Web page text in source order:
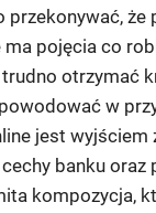
pojęcia co
otrzymać
w
jest wyjściem
banku
kompozycja,